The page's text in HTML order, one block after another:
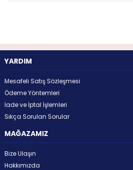
YARDIM
Mesafeli Satış Sözleşmesi
Ödeme Yöntemleri
İade ve İptal İşlemleri
Sıkça Sorulan Sorular
MAĞAZAMIZ
Bize Ulaşın
Hakkımızda